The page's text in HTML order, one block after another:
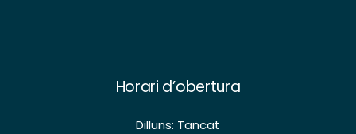
Horari d’obertura
Dilluns: Tancat